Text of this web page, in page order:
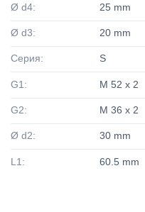
Ø d4: 25 mm
Ø d3: 20 mm
Серия: S
G1: M 52 x 2
G2: M 36 x 2
Ø d2: 30 mm
L1: 60.5 mm